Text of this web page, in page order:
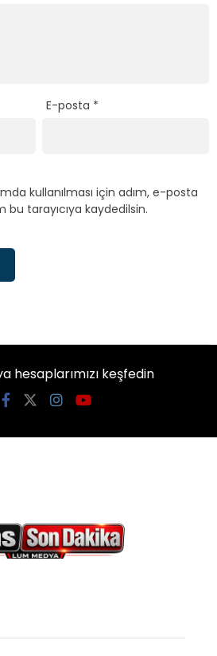
E-posta *
kullanılması için adım, e-posta
tarayıcıya kaydedilsin.
hesaplarımızı keşfedin